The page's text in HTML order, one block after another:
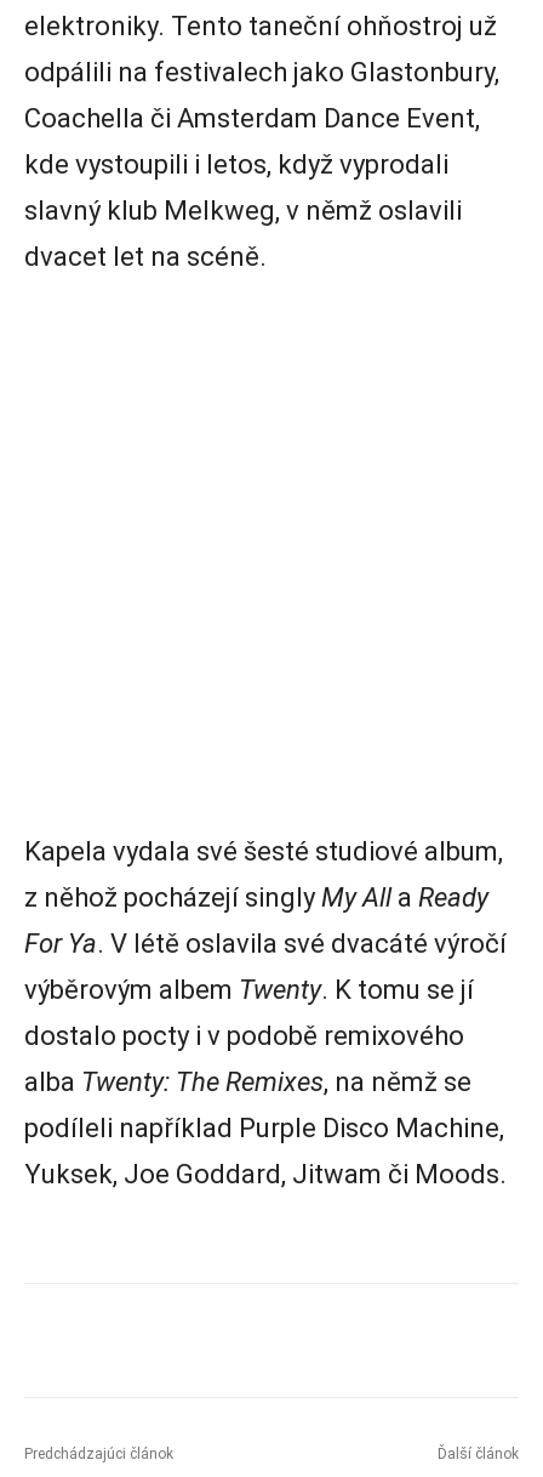
elektroniky. Tento taneční ohňostroj už
odpálili na festivalech jako Glastonbury,
Coachella či Amsterdam Dance Event,
kde vystoupili i letos, když vyprodali
slavný klub Melkweg, v němž oslavili
dvacet let na scéně.
Kapela vydala své šesté studiové album,
z něhož pocházejí singly My Alla Ready
For Ya. V létě oslavila své dvacáté výročí
výběrovým albem Twenty. K tomu se jí
dostalo pocty i v podobě remixového
alba Twenty: The Remixes, na němž se
podíleli například Purple Disco Machine,
Yuksek, Joe Goddard, Jitwam či Moods.
Predchádzajúci článok Ďalší článok